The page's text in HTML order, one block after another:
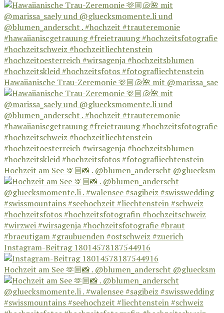
Hawaiianische Trau-Zeremonie 🫶🏼🐚🌺 mit @marissa_sae
Hochzeit am See 🫶🏼📸 . @blumen_anderscht @gluecksm
Instagram-Beitrag 18014578187544916
Hochzeit am See 🫶🏼📸 . @blumen_anderscht @gluecksm